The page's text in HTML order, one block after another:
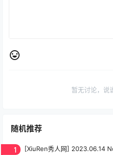
暂无讨论，说
随机推荐
1 [XiuRen秀人网] 2023.06.14